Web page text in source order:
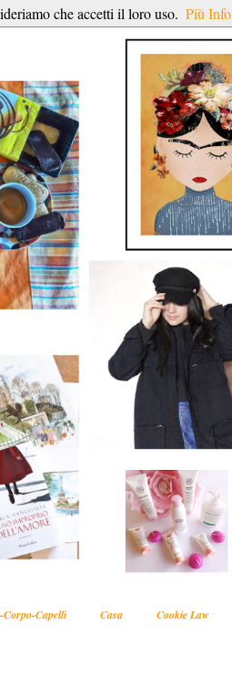
Corpo-Capelli Casa
Cookie Law
che accetti il loro uso. Più Info